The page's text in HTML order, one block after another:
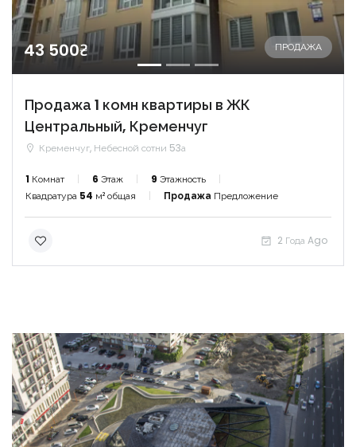
43 500₴ ПРОДАЖА
Продажа 1 комн квартиры в ЖК
Центральный, Кременчуг
Кременчуг, Небесной сотни 53а
1 Комнат 6 Этаж 9 Этажность
Квадратура 54 м² общая Продажа Предложение
2 Года Ago